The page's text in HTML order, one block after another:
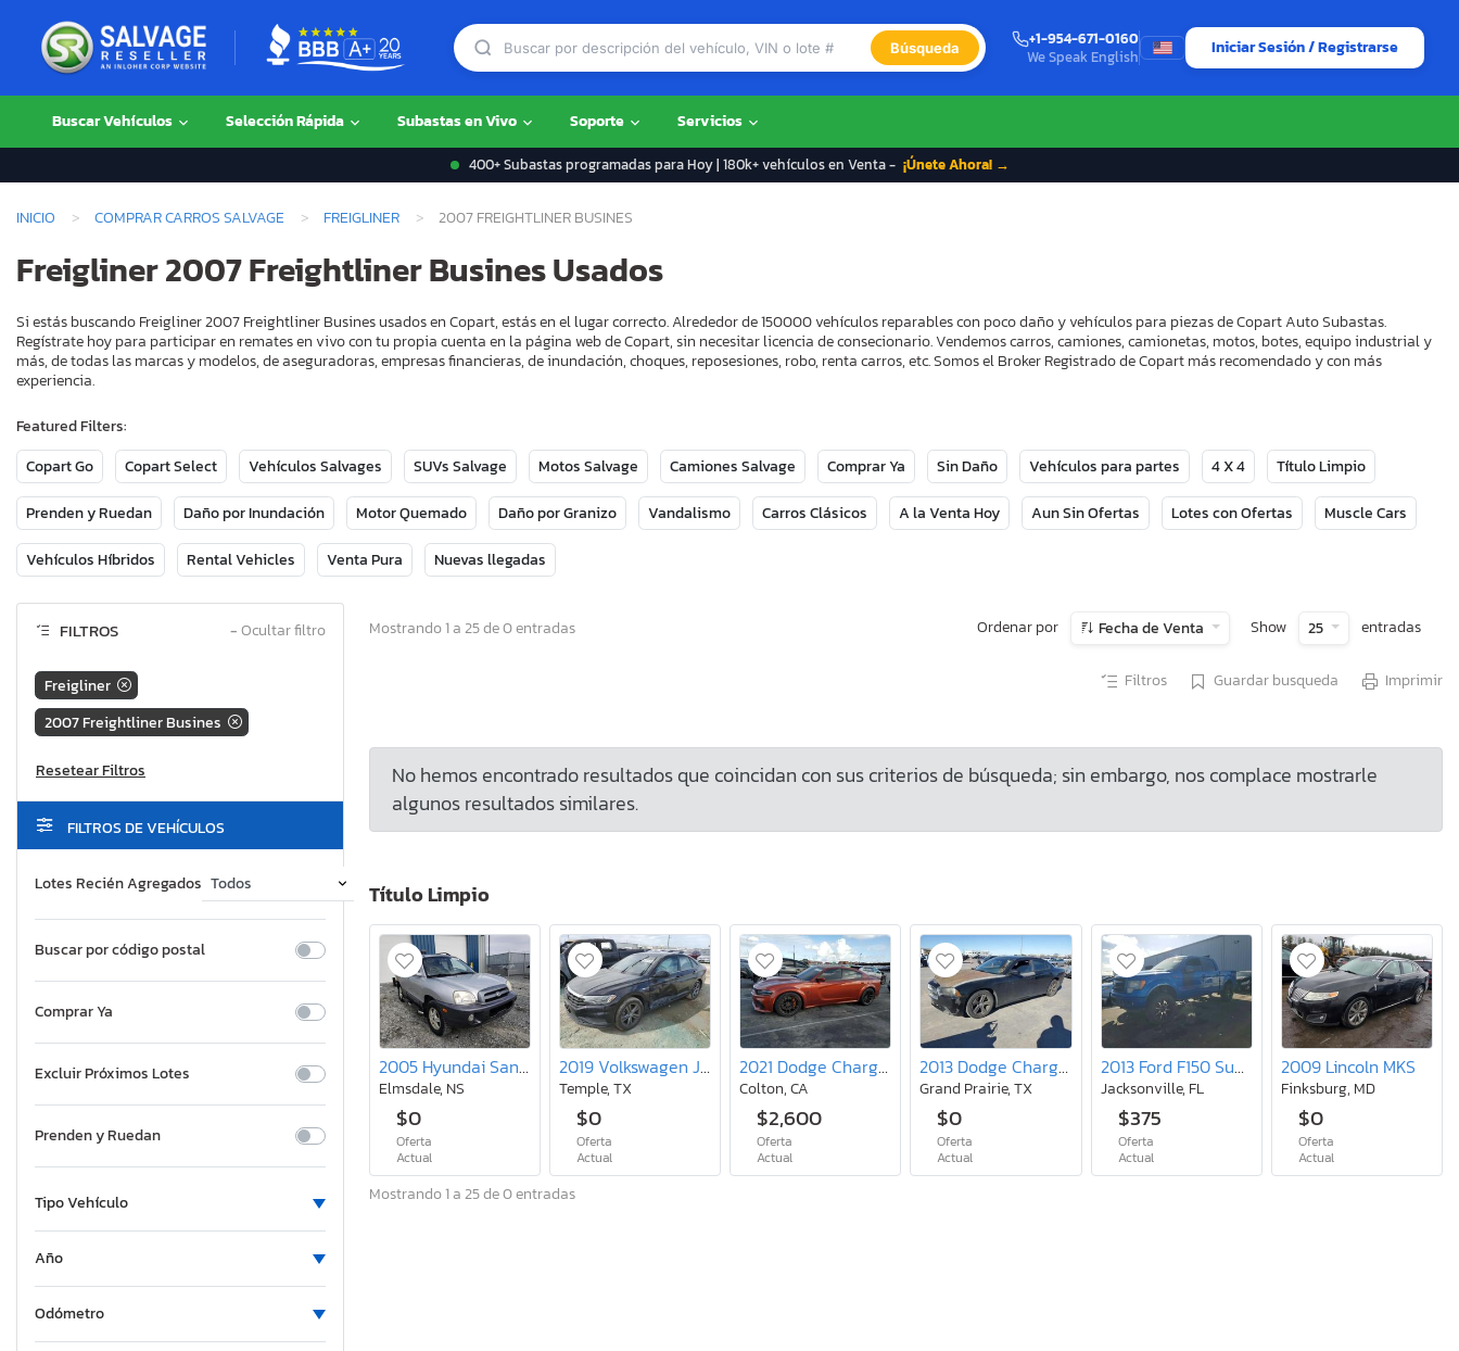
Búsqueda
+1-954-671-0160
We Speak English
Iniciar Sesión / Registrarse
Buscar Vehículos Selección Rápida Subastas en Vivo Soporte Servicios
400+ Subastas programadas para Hoy | 180k+ vehículos en Venta - ¡Únete Ahora! →
INICIO COMPRAR CARROS SALVAGE FREIGLINER 2007 FREIGHTLINER BUSINES
Freigliner 2007 Freightliner Busines Usados
Si estás buscando Freigliner 2007 Freightliner Busines usados en Copart, estás en el lugar correcto. Alrededor de 150000 vehículos reparables con poco daño y vehículos para piezas de Copart Auto Subastas.
Regístrate hoy para participar en remates en vivo con tu propia cuenta en la página web de Copart, sin necesitar licencia de consecionario. Vendemos carros, camiones, camionetas, motos, botes, equipo industrial y
más, de todas las marcas y modelos, de aseguradoras, empresas financieras, de inundación, choques, reposesiones, robo, renta carros, etc. Somos el Broker Registrado de Copart más recomendado y con más
experiencia.
Featured Filters:
Copart Go
Copart Select Vehículos Salvages SUVs Salvage Motos Salvage Camiones Salvage Comprar Ya Sin Daño Vehículos para partes 4 X 4 Título Limpio
Prenden y Ruedan Daño por Inundación Motor Quemado Daño por Granizo Vandalismo Carros Clásicos A la Venta Hoy Aun Sin Ofertas Lotes con Ofertas Muscle Cars
Vehículos Híbridos Rental Vehicles Venta Pura Nuevas llegadas
FILTROS −Ocultar filtro
Freigliner
2007 Freightliner Busines
FILTROS DE VEHÍCULOS
Lotes Recién Agregados
Buscar por código postal
Comprar Ya
Excluir Próximos Lotes
Prenden y Ruedan
Tipo Vehículo
Año
Odómetro
Mostrando 1 a 25 de 0 entradas Ordenar por Fecha de Venta Show 25 entradas
Filtros Guardar busqueda Imprimir
No hemos encontrado resultados que coincidan con sus criterios de búsqueda; sin embargo, nos complace mostrarle
algunos resultados similares.
Título Limpio
2005 Hyundai Santa fe
Elmsdale, NS
$0
Oferta
Actual
2019 Volkswagen Jetta S
Temple, TX
$0
Oferta
Actual
2021 Dodge Charger srt Hellcat
Colton, CA
$2,600
Oferta
Actual
2013 Dodge Charger se
Grand Prairie, TX
$0
Oferta
Actual
2013 Ford F150 Supercrew
Jacksonville, FL
$375
Oferta
Actual
2009 Lincoln MKS
Finksburg, MD
$0
Oferta
Actual
Mostrando 1 a 25 de 0 entradas